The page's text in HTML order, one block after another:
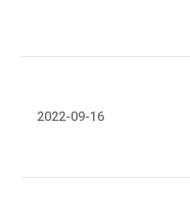
2022-09-16